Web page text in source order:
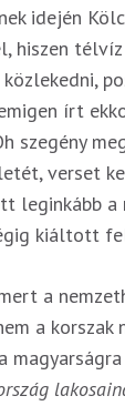
idején
hiszen
írt
szegény
verset
leginkább
kiáltott
a
a korszak